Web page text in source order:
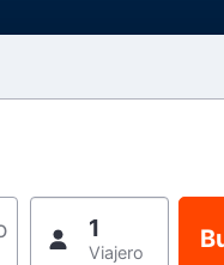
1
Viajero